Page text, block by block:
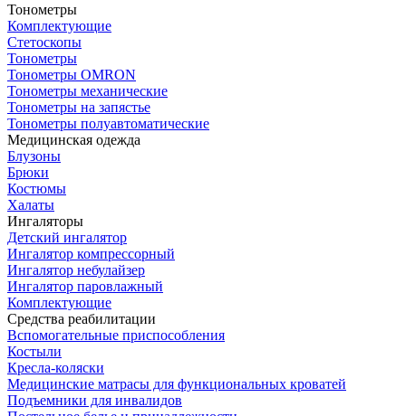
Тонометры
Комплектующие
Стетоскопы
Тонометры
Тонометры OMRON
Тонометры механические
Тонометры на запястье
Тонометры полуавтоматические
Медицинская одежда
Блузоны
Брюки
Костюмы
Халаты
Ингаляторы
Детский ингалятор
Ингалятор компрессорный
Ингалятор небулайзер
Ингалятор паровлажный
Комплектующие
Средства реабилитации
Вспомогательные приспособления
Костыли
Кресла-коляски
Медицинские матрасы для функциональных кроватей
Подъемники для инвалидов